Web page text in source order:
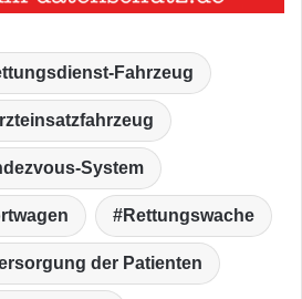
Fahrzeug
System
Rettungswache
der Patienten